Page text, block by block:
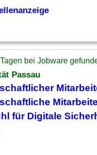
bei Jobware
Passau
für Digitale